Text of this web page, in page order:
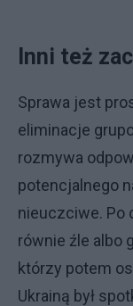
Inni też
Sprawa jest
eliminacje
rozmywa
potencjalnego
nieuczciwe. Po
równie źle albo
którzy potem
Ukrainą był